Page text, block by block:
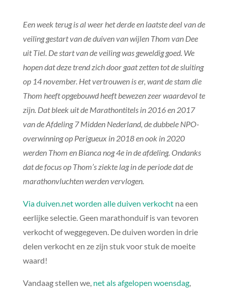
Een week terug is al weer het derde en laatste deel van de
veiling gestart van de duiven van wijlen Thom van Dee
uit Tiel. De start van de veiling was geweldig goed. We
hopen dat deze trend zich door gaat zetten tot de sluiting
op 14 november. Het vertrouwen is er, want de stam die
Thom heeft opgebouwd heeft bewezen zeer waardevol te
zijn. Dat bleek uit de Marathontitels in 2016 en 2017
van de Afdeling 7 Midden Nederland, de dubbele NPO-
overwinning op Perigueux in 2018 en ook in 2020
werden Thom en Bianca nog 4e in de afdeling. Ondanks
dat de focus op Thom’s ziekte lag in de periode dat de
marathonvluchten werden vervlogen.
Via duiven.net worden alle duiven verkochtna een
eerlijke selectie. Geen marathonduif is van tevoren
verkocht of weggegeven. De duiven worden in drie
delen verkocht en ze zijn stuk voor stuk de moeite
waard!
Vandaag stellen we, net als afgelopen woensdag,